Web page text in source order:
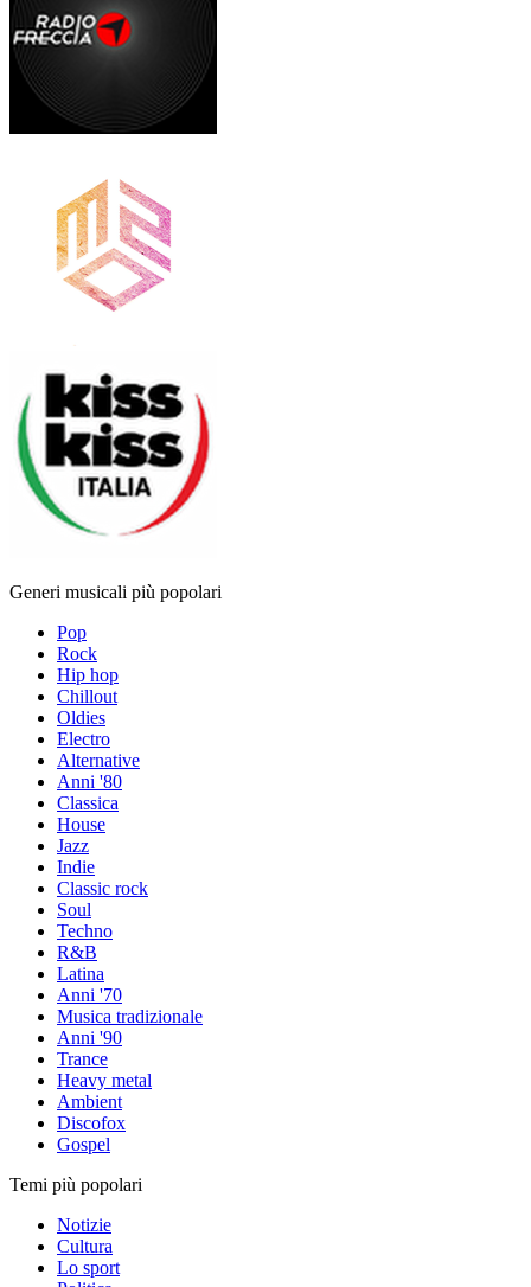
Generi musicali più popolari
Pop
Rock
Hip hop
Chillout
Oldies
Electro
Alternative
Anni '80
Classica
House
Jazz
Indie
Classic rock
Soul
Techno
R&B
Latina
Anni '70
Musica tradizionale
Anni '90
Trance
Heavy metal
Ambient
Discofox
Gospel
Temi più popolari
Notizie
Cultura
Lo sport